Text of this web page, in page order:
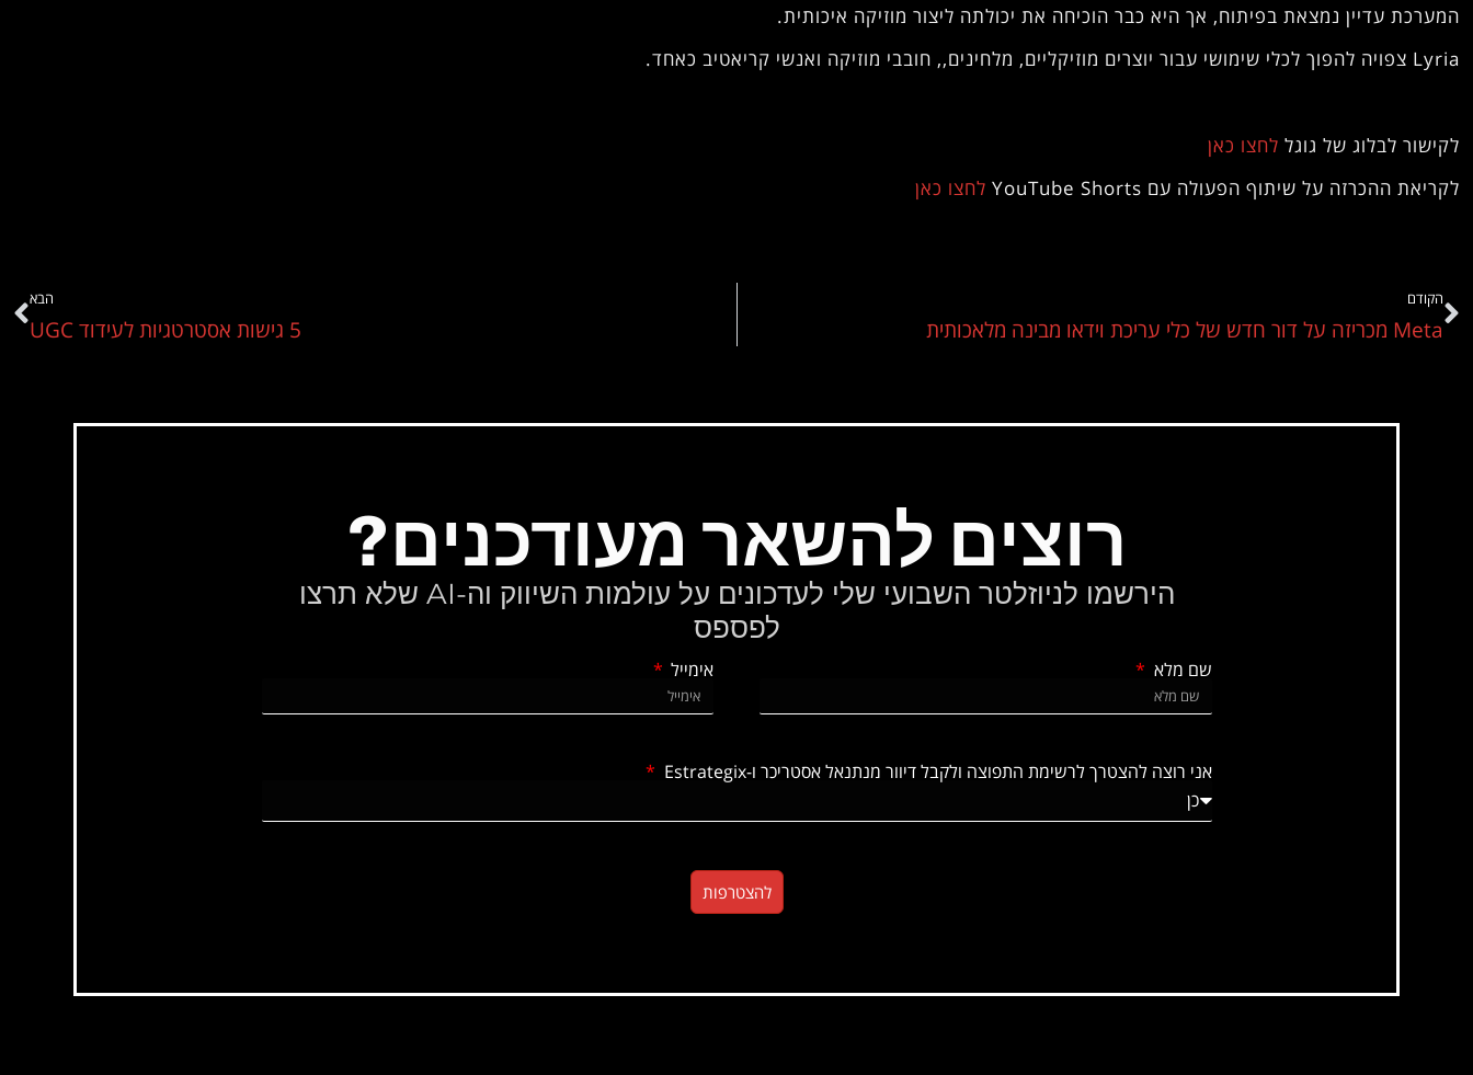
המערכת עדיין נמצאת בפיתוח, אך היא כבר הוכיחה את יכולתה ליצור מוזיקה איכותית.
Lyria צפויה להפוך לכלי שימושי עבור יוצרים מוזיקליים, מלחינים,, חובבי מוזיקה ואנשי קריאטיב כאחד.
לקישור לבלוג של גוגל לחצו כאן
לקריאת ההכרזה על שיתוף הפעולה עם YouTube Shorts
לחצו כאן
הקודם
Meta מכריזה על דור חדש של כלי עריכת וידאו מבינה מלאכותית
הבא
5 גישות אסטרטגיות לעידוד UGC
רוצים להשאר מעודכנים?
הירשמו לניוזלטר השבועי שלי לעדכונים על עולמות השיווק וה-AI שלא תרצו
לפספס
שם מלא אימייל
אני רוצה להצטרך לרשימת התפוצה ולקבל דיוור מנתנאל אסטריכר ו-Estrategix
להצטרפות